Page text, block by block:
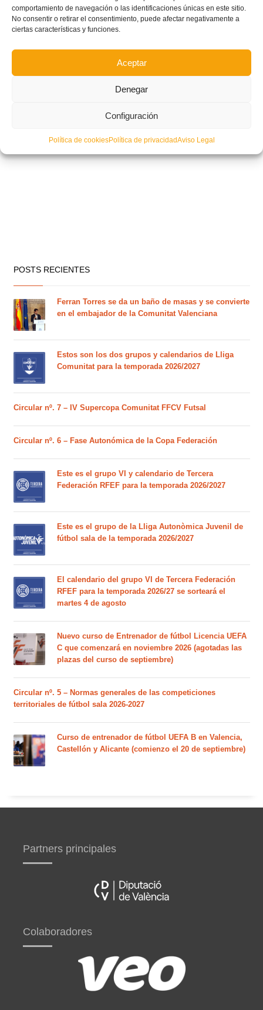
comportamiento de navegación o las identificaciones únicas en este sitio.
No consentir o retirar el consentimiento, puede afectar negativamente a
ciertas características y funciones.
Aceptar
Denegar
Configuración
Política de cookiesPolítica de privacidadAviso Legal
Cinco valencianos lucharán con España por el Europeo sub21 de Italia
POSTS RECIENTES
Ferran Torres se da un baño de masas y se convierte
en el embajador de la Comunitat Valenciana
Estos son los dos grupos y calendarios de Lliga
Comunitat para la temporada 2026/2027
Circular nº. 7 – IV Supercopa Comunitat FFCV Futsal
Circular nº. 6 – Fase Autonómica de la Copa Federación
Este es el grupo VI y calendario de Tercera
Federación RFEF para la temporada 2026/2027
Este es el grupo de la Lliga Autonòmica Juvenil de
fútbol sala de la temporada 2026/2027
El calendario del grupo VI de Tercera Federación
RFEF para la temporada 2026/27 se sorteará el
martes 4 de agosto
Nuevo curso de Entrenador de fútbol Licencia UEFA
C que comenzará en noviembre 2026 (agotadas las
plazas del curso de septiembre)
Circular nº. 5 – Normas generales de las competiciones
territoriales de fútbol sala 2026-2027
Curso de entrenador de fútbol UEFA B en Valencia,
Castellón y Alicante (comienzo el 20 de septiembre)
Partners principales
Colaboradores